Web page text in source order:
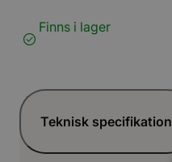
(svart
m.
Finns i lager
Teknisk specifikation